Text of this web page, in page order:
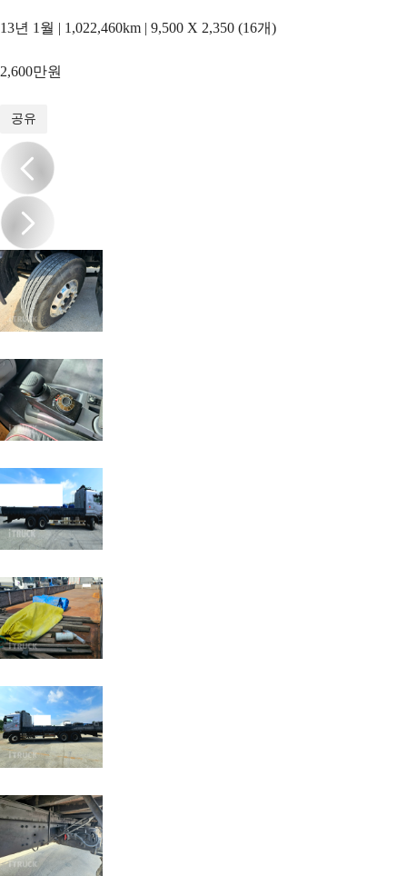
13년 1월 | 1,022,460km | 9,500 X 2,350 (16개)
2,600만원
공유
/13